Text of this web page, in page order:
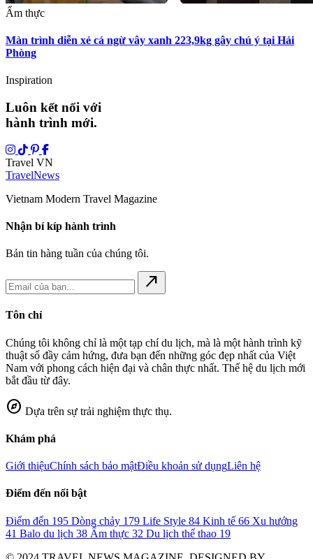
Ẩm thực
Màn trình diễn xẻ cá ngừ vây xanh 223,9kg gây chú ý tại Hải
Phòng
Inspiration
Luôn kết nối với
hành trình mới.
Travel VN
TravelNews
Vietnam Modern Travel Magazine
Nhận bí kíp hành trình
Bản tin hàng tuần của chúng tôi.
north_east
Tôn chỉ
Chúng tôi không chỉ là một tạp chí du lịch, mà là một hành trình kỹ
thuật số đầy cảm hứng, đưa bạn đến những góc đẹp nhất của Việt
Nam với phong cách hiện đại và chân thực nhất. Thế hệ du lịch mới
bắt đầu từ đây.
explore Dựa trên sự trải nghiệm thực thụ.
Khám phá
Giới thiệuChính sách bảo mậtĐiều khoản sử dụngLiên hệ
Điểm đến nổi bật
Điểm đến 195 Dòng chảy 179 Life Style 84 Kinh tế 66 Xu hướng
41 Balo du lịch 38 Ẩm thực 32 Du lịch thể thao 19